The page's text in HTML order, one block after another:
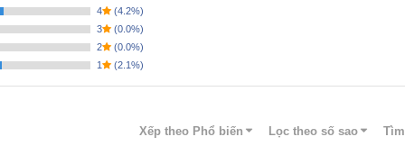
4
(4.2%)
3
(0.0%)
2
(0.0%)
1
(2.1%)
Tìm
Lọc theo số sao
Xếp theo Phổ biến